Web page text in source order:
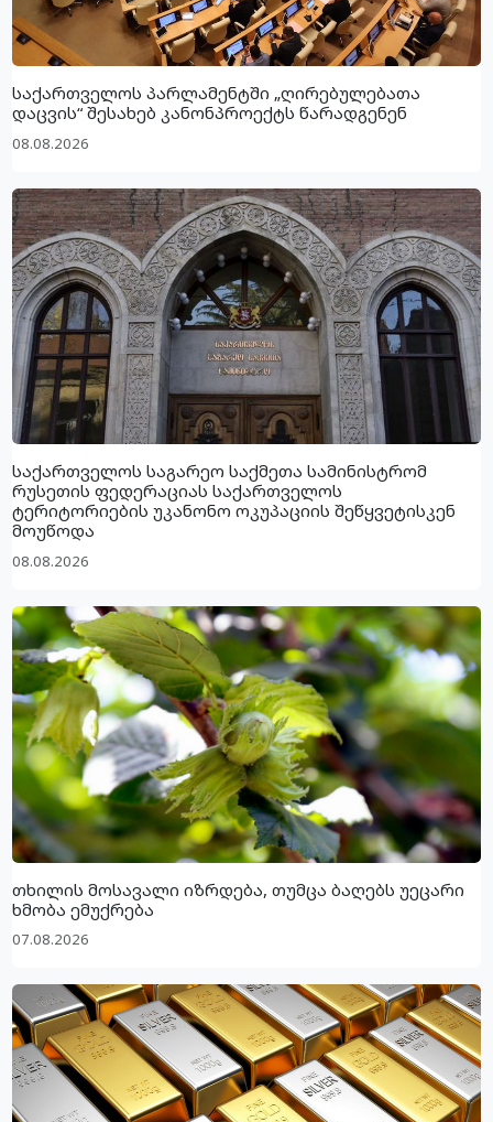
საქართველოს პარლამენტში „ღირებულებათა
დაცვის“ შესახებ კანონპროექტს წარადგენენ
08.08.2026
საქართველოს საგარეო საქმეთა სამინისტრომ
რუსეთის ფედერაციას საქართველოს
ტერიტორიების უკანონო ოკუპაციის შეწყვეტისკენ
მოუწოდა
08.08.2026
თხილის მოსავალი იზრდება, თუმცა ბაღებს უეცარი
ხმობა ემუქრება
07.08.2026